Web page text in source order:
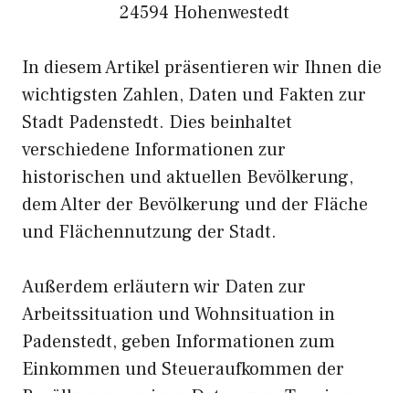
24594 Hohenwestedt
In diesem Artikel präsentieren wir Ihnen die
wichtigsten Zahlen, Daten und Fakten zur
Stadt Padenstedt. Dies beinhaltet
verschiedene Informationen zur
historischen und aktuellen Bevölkerung,
dem Alter der Bevölkerung und der Fläche
und Flächennutzung der Stadt.
Außerdem erläutern wir Daten zur
Arbeitssituation und Wohnsituation in
Padenstedt, geben Informationen zum
Einkommen und Steueraufkommen der